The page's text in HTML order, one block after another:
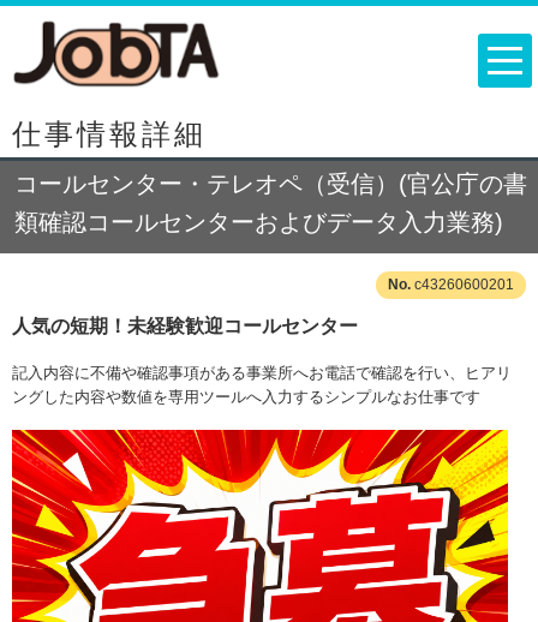
仕事情報詳細
コールセンター・テレオペ（受信）(官公庁の書
類確認コールセンターおよびデータ入力業務)
c43260600201
人気の短期！未経験歓迎コールセンター
記入内容に不備や確認事項がある事業所へお電話で確認を行い、ヒアリ
ングした内容や数値を専用ツールへ入力するシンプルなお仕事です